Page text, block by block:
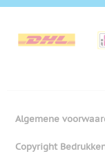
Algemene
Copyright